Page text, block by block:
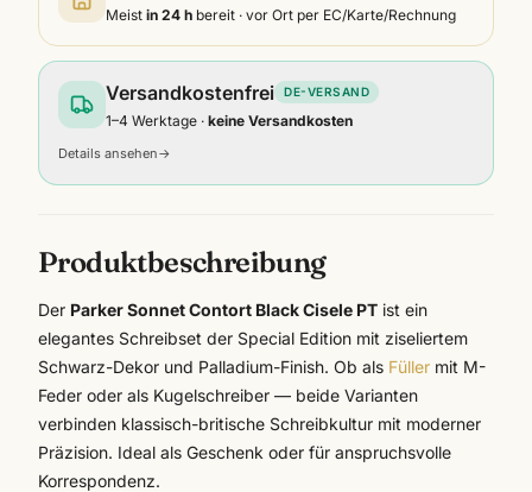
Meist in 24 h bereit · vor Ort per EC/Karte/Rechnung
Versandkostenfrei DE-VERSAND
1–4 Werktage · keine Versandkosten
Details ansehen→
Produktbeschreibung
Der Parker Sonnet Contort Black Cisele PT ist ein
elegantes Schreibset der Special Edition mit ziseliertem
Schwarz-Dekor und Palladium-Finish. Ob als Füller mit M-
Feder oder als Kugelschreiber — beide Varianten
verbinden klassisch-britische Schreibkultur mit moderner
Präzision. Ideal als Geschenk oder für anspruchsvolle
Korrespondenz.